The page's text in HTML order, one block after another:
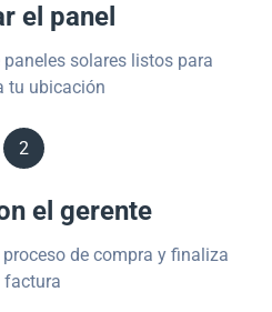
el panel
solares listos para
tu ubicación
2
el gerente
de compra y finaliza
factura